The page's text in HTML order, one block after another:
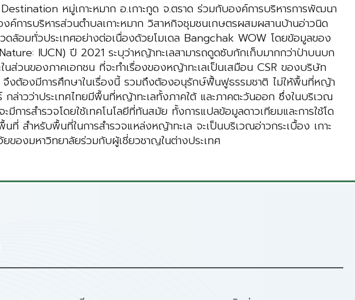
หมู่เกาะหมาก อ.เกาะกูด จ.ตราด ร่วมกับองค์การบริหารการพัฒนา
ารบริหารส่วนตำบลเกาะหมาก วิสาหกิจชุมชนเกษตรผสมผสานบ้านอ่าวนิด
ล้อมทั่วประเทศอย่างต่อเนื่องด้วยโมเดล Bangchak WOW โดยข้อมูลของ
IUCN) ปี 2021 ระบุว่าหญ้าทะเลสามารถดูดซับกักเก็บมากกว่าป่าบนบก
นส่วนของภาคเอกชน ที่จะทำเรื่องของหญ้าทะเลเป็นเสมือน CSR ของบริษัท
จึงต้องมีการศึกษาในเรื่องนี้ รวมถึงต้องอนุรักษ์ฟื้นฟูธรรมชาติ ไม่ให้พื้นที่หญ้า
าวว่าประเทศไทยมีพื้นที่หญ้าทะเลทั้งภาคใต้ และภาคตะวันออก ซึ่งในบริเวณ
การสำรวจโดยใช้เทคโนโลยีที่ทันสมัย ทั้งการแปลข้อมูลดาวเทียมและการใช้โด
สำหรับพื้นที่ในการสำรวจแหล่งหญ้าทะเล จะเป็นบริเวณอ่าวกระเบื้อง เกาะ
ของมหาวิทยาลัยร่วมกับผู้เชี่ยวชาญในต่างประเทศ